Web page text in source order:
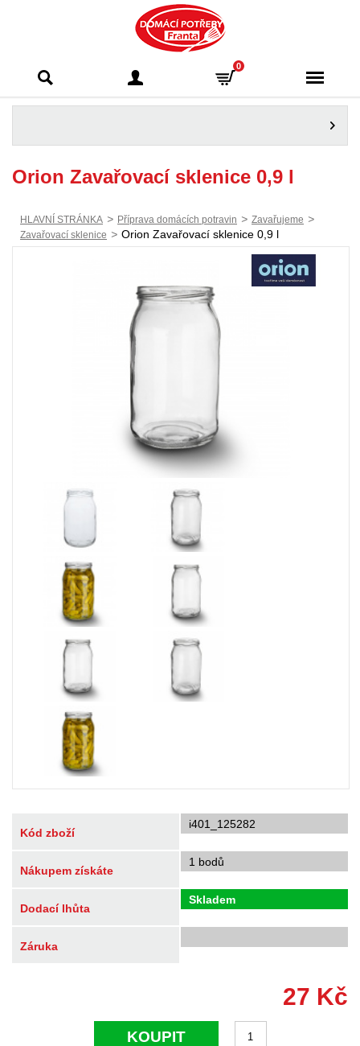
Franta - Příbram
0
Orion Zavařovací sklenice 0,9 l
HLAVNÍ STRÁNKA > Příprava domácích potravin > Zavařujeme >
Zavařovací sklenice > Orion Zavařovací sklenice 0,9 l
Kód zboží
i401_125282
Nákupem získáte
1 bodů
Dodací lhůta
Skladem
Záruka
27 Kč
KOUPIT